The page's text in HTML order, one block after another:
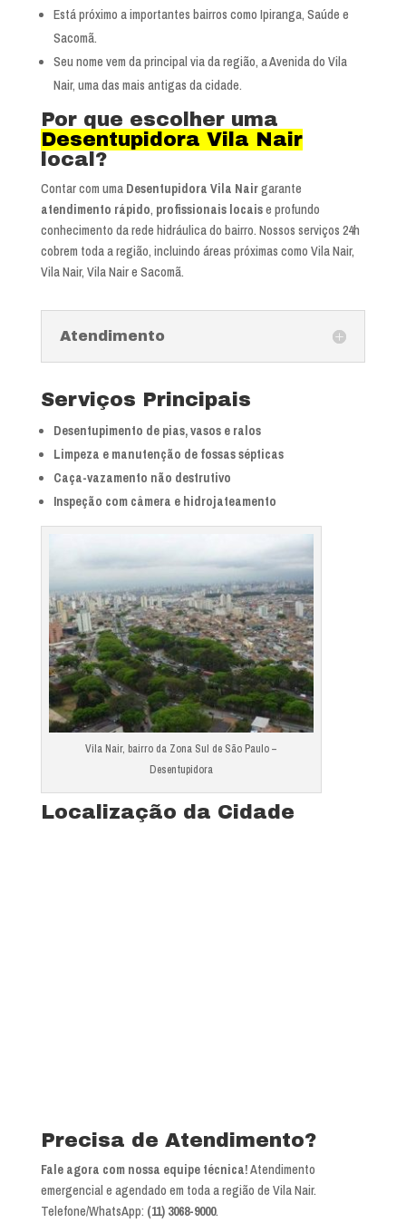
Está próximo a importantes bairros como Ipiranga, Saúde e
Sacomã.
Seu nome vem da principal via da região, a Avenida do Vila
Nair, uma das mais antigas da cidade.
Por que escolher uma
Desentupidora Vila Nair
local?
Contar com uma Desentupidora Vila Nairgarante
atendimento rápido, profissionais locaise profundo
conhecimento da rede hidráulica do bairro. Nossos serviços 24h
cobrem toda a região, incluindo áreas próximas como Vila Nair,
Vila Nair, Vila Nair e Sacomã.
Atendimento
Serviços Principais
Desentupimento de pias, vasos e ralos
Limpeza e manutenção de fossas sépticas
Caça-vazamento não destrutivo
Inspeção com câmera e hidrojateamento
Vila Nair, bairro da Zona Sul de São Paulo –
Desentupidora
Localização da Cidade
Precisa de Atendimento?
Fale agora com nossa equipe técnica!Atendimento
emergencial e agendado em toda a região de Vila Nair.
Telefone/WhatsApp: (11) 3068-9000.